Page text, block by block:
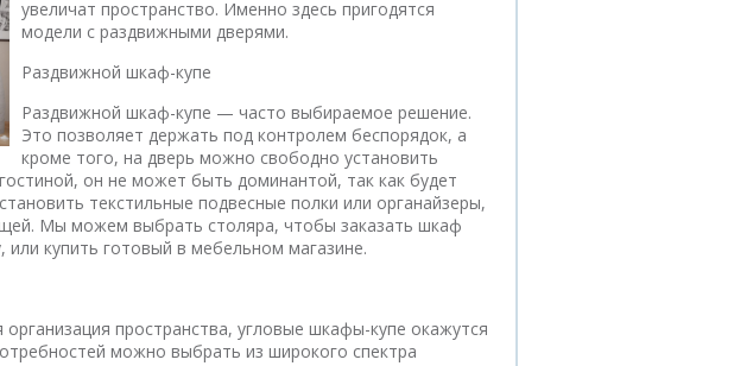
увеличат пространство. Именно здесь пригодятся
модели с раздвижными дверями.
Раздвижной шкаф-купе
Раздвижной шкаф-купе — часто выбираемое решение.
Это позволяет держать под контролем беспорядок, а
кроме того, на дверь можно свободно установить
он не может быть доминантой, так как будет
текстильные подвесные полки или органайзеры,
Мы можем выбрать столяра, чтобы заказать шкаф
купить готовый в мебельном магазине.
пространства, угловые шкафы-купе окажутся
можно выбрать из широкого спектра